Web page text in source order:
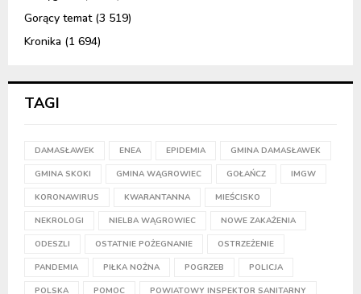
Gorący temat(3 519)
Kronika (1 694)
TAGI
DAMASŁAWEK ENEA EPIDEMIA GMINA DAMASŁAWEK
GMINA SKOKI GMINA WĄGROWIEC GOŁAŃCZ IMGW
KORONAWIRUS KWARANTANNA MIEŚCISKO
NEKROLOGI NIELBA WĄGROWIEC NOWE ZAKAŻENIA
ODESZLI OSTATNIE POŻEGNANIE OSTRZEŻENIE
PANDEMIA PIŁKA NOŻNA POGRZEB POLICJA
POLSKA POMOC POWIATOWY INSPEKTOR SANITARNY